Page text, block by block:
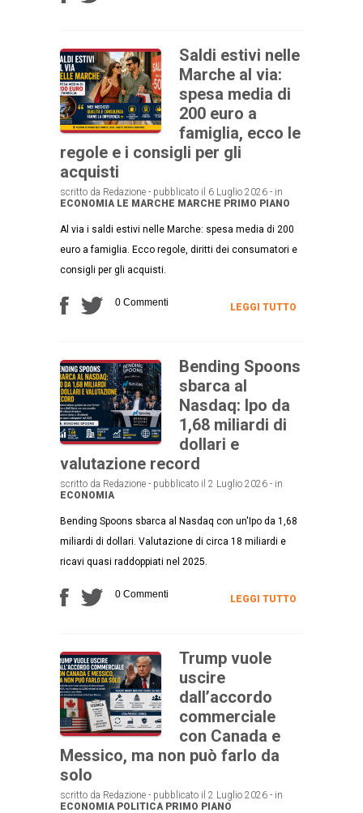
Saldi estivi nelle
Marche al via:
spesa media di
200 euro a
famiglia, ecco le
regole e i consigli per gli
acquisti
scritto da Redazione - pubblicato il 6 Luglio 2026 - in
ECONOMIA LE MARCHE MARCHE PRIMO PIANO
Al via i saldi estivi nelle Marche: spesa media di 200
euro a famiglia. Ecco regole, diritti dei consumatori e
consigli per gli acquisti.
0 Commenti LEGGI TUTTO
Bending Spoons
sbarca al
Nasdaq: Ipo da
1,68 miliardi di
dollari e
valutazione record
scritto da Redazione - pubblicato il 2 Luglio 2026 - in
ECONOMIA
Bending Spoons sbarca al Nasdaq con un'Ipo da 1,68
miliardi di dollari. Valutazione di circa 18 miliardi e
ricavi quasi raddoppiati nel 2025.
0 Commenti LEGGI TUTTO
Trump vuole
uscire
dall’accordo
commerciale
con Canada e
Messico, ma non può farlo da
solo
scritto da Redazione - pubblicato il 2 Luglio 2026 - in
ECONOMIA POLITICA PRIMO PIANO